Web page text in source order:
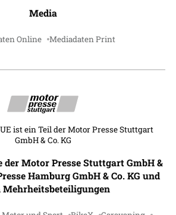
Media
Online Mediadaten Print
ist ein Teil der Motor Presse Stuttgart
GmbH & Co. KG
der Motor Presse Stuttgart GmbH &
Hamburg GmbH & Co. KG und
Mehrheitsbeteiligungen